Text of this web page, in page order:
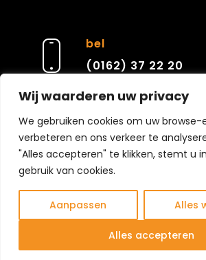
Wij waarderen uw privacy
We gebruiken cookies om uw browse-
verbeteren en ons verkeer te
"Alles accepteren" te klikken, stemt u
gebruik van cookies.
Aanpassen Alles
Alles accepteren
m
p
r
e
s
e
bel
(0162) 37 22 20
e-mail